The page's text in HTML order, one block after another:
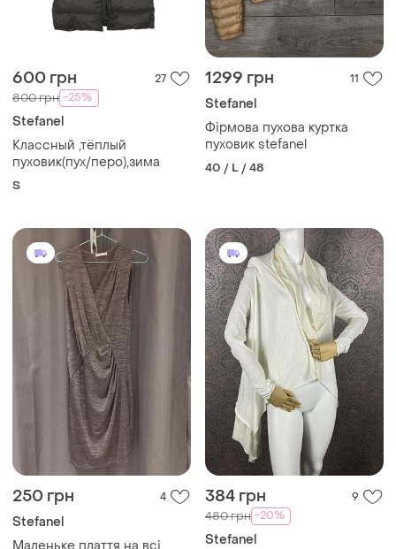
600 грн 27
800 грн -25%
Stefanel
Классный ,тёплый
пуховик(пух/перо),зима
S
1299 грн 11
Stefanel
Фірмова пухова куртка
пуховик stefanel
40 / L / 48
250 грн 4
Stefanel
384 грн 9
480 грн -20%
Stefanel